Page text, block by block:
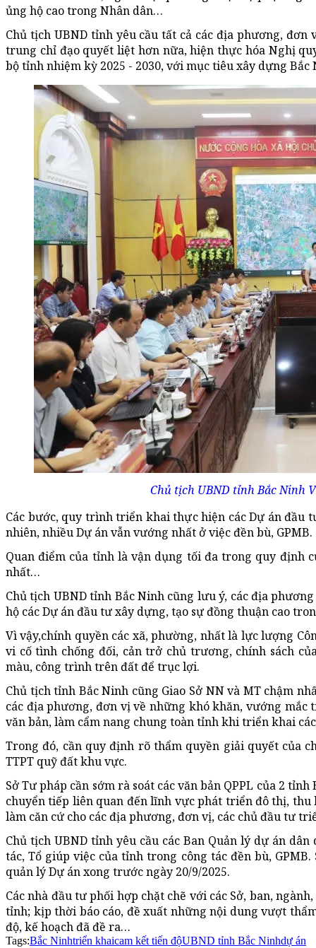
ủng hộ cao trong Nhân dân…
Chủ tịch UBND tỉnh yêu cầu tất cả các địa phương,
trung chỉ đạo quyết liệt hơn nữa, hiện thực hóa Nghị
bộ tỉnh nhiệm kỳ 2025 - 2030, với mục tiêu xây dựng
Chủ tịch UBND tỉnh Bắc Ninh
Các bước, quy trình triển khai thực hiện các Dự án
nhiên, nhiều Dự án vẫn vướng nhất ở việc đền bù, GPMB.
Quan điểm của tỉnh là vận dụng tối đa trong quy định
nhất…
Chủ tịch UBND tỉnh Bắc Ninh cũng lưu ý, các địa
hộ các Dự án đầu tư xây dựng, tạo sự đồng thuận cao
Vì vậy,chính quyền các xã, phường, nhất là lực lượng
vi cố tình chống đối, cản trở chủ trương, chính sách
màu, công trình trên đất để trục lợi.
Chủ tịch tỉnh Bắc Ninh cũng Giao Sở NN và MT chậm
các địa phương, đơn vị về những khó khăn, vướng
văn bản, làm cẩm nang chung toàn tỉnh khi triển khai
Trong đó, cần quy định rõ thẩm quyền giải quyết của
TTPT quỹ đất khu vực.
Sở Tư pháp cần sớm rà soát các văn bản QPPL của 2
chuyển tiếp liên quan đến lĩnh vực phát triển đô thị, thu
làm căn cứ cho các địa phương, đơn vị, các chủ đầu tư
Chủ tịch UBND tỉnh yêu cầu các Ban Quản lý dự án
tác, Tổ giúp việc của tỉnh trong công tác đền bù,
quản lý Dự án xong trước ngày 20/9/2025.
Các nhà đầu tư phối hợp chặt chẽ với các Sở, ban,
tỉnh; kịp thời báo cáo, đề xuất những nội dung vượt
độ, kế hoạch đã đề ra…
Tags:Bắc Ninhtriển khaicam kết tiến độUBND tỉnh Bắc Ninhdự án